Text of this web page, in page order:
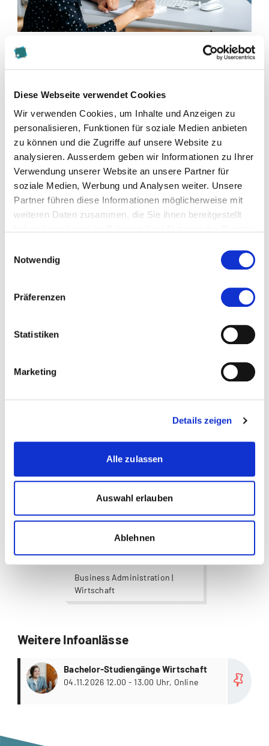
Diese Webseite verwendet Cookies
Wir verwenden Cookies, um Inhalte und Anzeigen zu
personalisieren, Funktionen für soziale Medien anbieten
zu können und die Zugriffe auf unsere Website zu
analysieren. Ausserdem geben wir Informationen zu Ihrer
Verwendung unserer Website an unsere Partner für
soziale Medien, Werbung und Analysen weiter. Unsere
Partner führen diese Informationen möglicherweise mit
weiteren Daten zusammen, die Sie ihnen bereitgestellt
Notwendig
Präferenzen
Statistiken
Marketing
Details zeigen
Alle zulassen
Auswahl erlauben
Ablehnen
Diese Seite teilen
Zur Merkliste hinzufügen
Banking
Business Administration
Psychologie
Wirtschaftspsychologie
Teamleiterin
Business Administration |
Wirtschaft
more...
more...
Weitere Infoanlässe
Bachelor-Studiengänge Wirtschaft
04.11.2026 12.00 - 13.00 Uhr, Online